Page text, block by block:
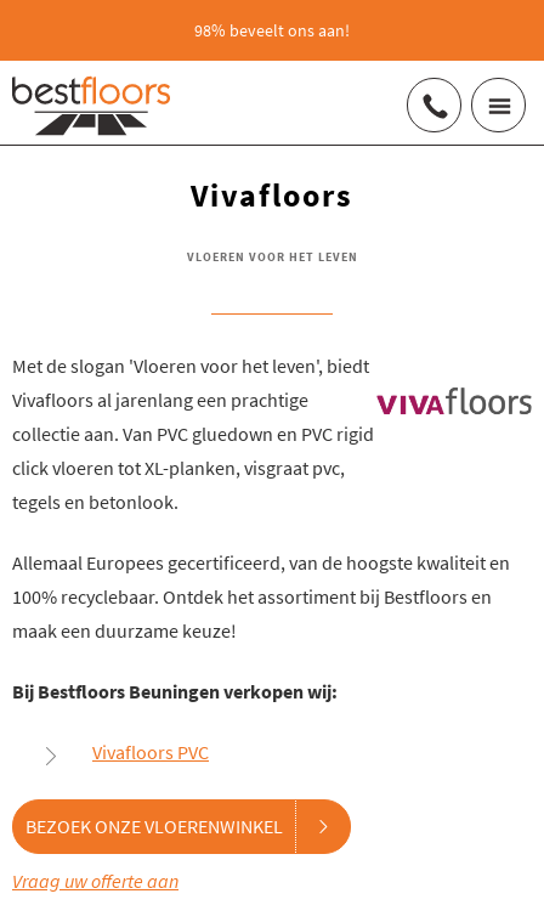
98% beveelt ons aan!
Vivafloors
VLOEREN VOOR HET LEVEN
Met de slogan 'Vloeren voor het leven', biedt
Vivafloors al jarenlang een prachtige
collectie aan. Van PVC gluedown en PVC rigid
click vloeren tot XL-planken, visgraat pvc,
tegels en betonlook.
Allemaal Europees gecertificeerd, van de hoogste kwaliteit en
100% recyclebaar. Ontdek het assortiment bij Bestfloors en
maak een duurzame keuze!
Bij Bestfloors Beuningen verkopen wij:
Vivafloors PVC
BEZOEK ONZE VLOERENWINKEL
Vraag uw offerte aan